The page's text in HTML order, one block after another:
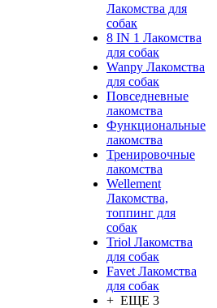
Лакомства для
собак
8 IN 1 Лакомства
для собак
Wanpy Лакомства
для собак
Повседневные
лакомства
Функциональные
лакомства
Тренировочные
лакомства
Wellement
Лакомства,
топпинг для
собак
Triol Лакомства
для собак
Favet Лакомства
для собак
+ ЕЩЕ 3